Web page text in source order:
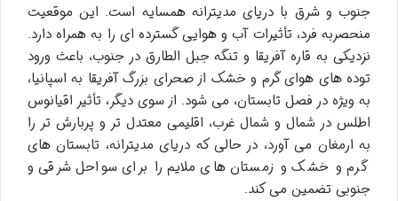
جنوب و شرق با دریای مدیترانه همسایه است. این موقعیت
منحصربه فرد، تأثیرات آب و هوایی گسترده ای را به همراه دارد.
نزدیکی به قاره آفریقا و تنگه جبل الطارق در جنوب، باعث ورود
توده های هوای گرم و خشک از صحرای بزرگ آفریقا به اسپانیا،
به ویژه در فصل تابستان، می شود. از سوی دیگر، تأثیر اقیانوس
اطلس در شمال و شمال غرب، اقلیمی معتدل تر و پربارش تر را
به ارمغان می آورد، در حالی که دریای مدیترانه، تابستان های
گرم و خشک و زمستان های ملایم را برای سواحل شرقی و
جنوبی تضمین می کند.